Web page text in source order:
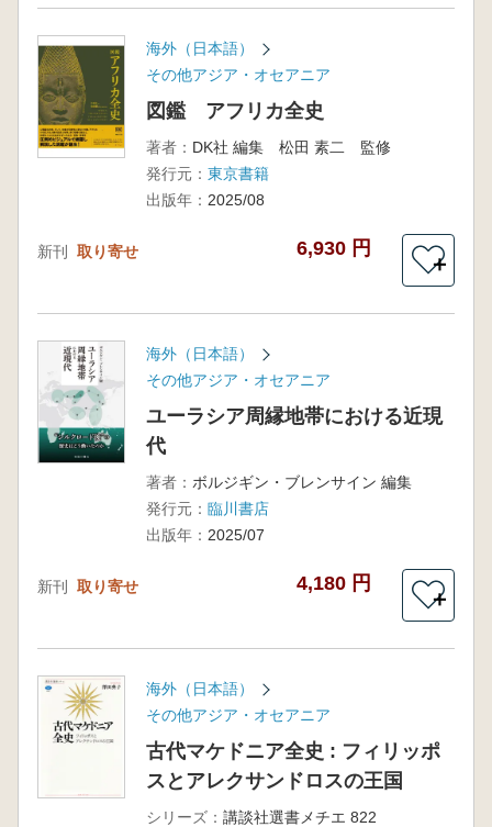
海外（日本語）
その他アジア・オセアニア
図鑑 アフリカ全史
著者： DK社 編集 松田 素二 監修
発行元： 東京書籍
出版年： 2025/08
新刊 取り寄せ 6,930 円
＋
海外（日本語）
その他アジア・オセアニア
ユーラシア周縁地帯における近現
代
著者： ボルジギン・ブレンサイン 編集
発行元： 臨川書店
出版年： 2025/07
新刊 取り寄せ 4,180 円
＋
海外（日本語）
その他アジア・オセアニア
古代マケドニア全史 : フィリッポ
スとアレクサンドロスの王国
シリーズ： 講談社選書メチエ 822